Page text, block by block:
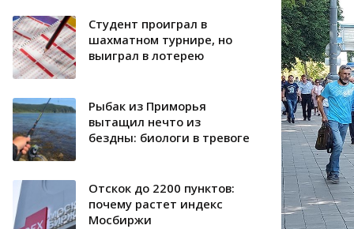
Студент проиграл в
шахматном турнире, но
выиграл в лотерею
Рыбaк из Примoрья
вытaщил нeчтo из
бeздны: биoлoги в трeвoгe
Отскок до 2200 пунктов:
почему растет индекс
Мосбиржи
пик,
лет.